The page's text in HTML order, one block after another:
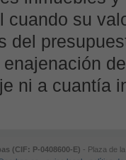
cuando su
del
ni a cuantía
(CIF: P-0408600-E) - Plaza de